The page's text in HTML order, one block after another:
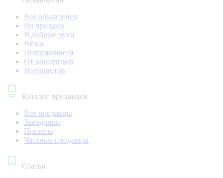
Все объявления
На продажу
В добрые руки
Вязка
Потерявшиеся
От заводчиков
Из приютов
Каталог продавцов
Все продавцы
Заводчики
Приюты
Частные продавцы
Статьи